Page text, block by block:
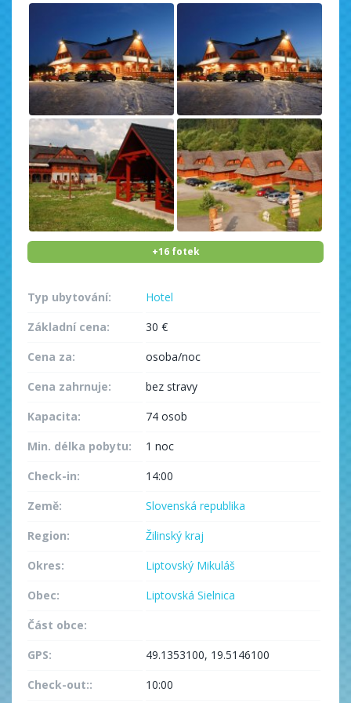
+16 fotek
Typ ubytování:
Hotel
Základní cena:
30 €
Cena za:
osoba/noc
Cena zahrnuje:
bez stravy
Kapacita:
74 osob
Min. délka pobytu:
1 noc
Check-in:
14:00
Země:
Slovenská republika
Region:
Žilinský kraj
Okres:
Liptovský Mikuláš
Obec:
Liptovská Sielnica
Část obce:
GPS:
49.1353100, 19.5146100
Check-out::
10:00